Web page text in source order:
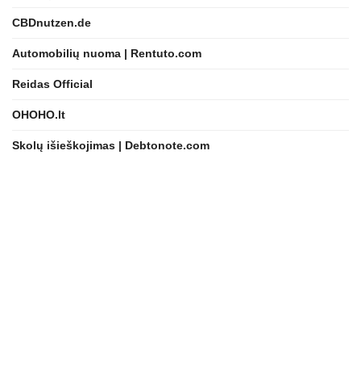
CBDnutzen.de
Automobilių nuoma | Rentuto.com
Reidas Official
OHOHO.lt
Skolų išieškojimas | Debtonote.com